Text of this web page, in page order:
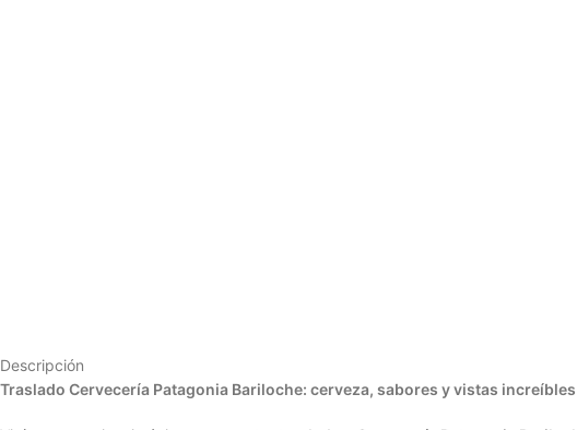
Descripción
Traslado Cervecería Patagonia Bariloche: cerveza, sabores y vistas increíbles